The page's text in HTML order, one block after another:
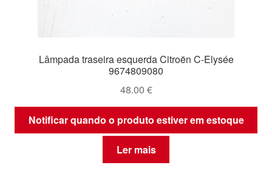
Lâmpada traseira esquerda Citroën C-Elysée
9674809080
48.00 €
Notificar quando o produto estiver em estoque
Ler mais